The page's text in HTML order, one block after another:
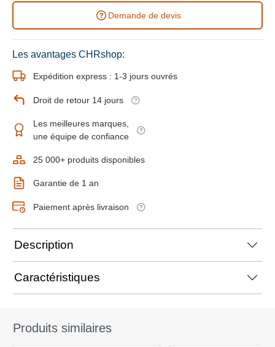
Demande de devis
Les avantages CHRshop:
Expédition express : 1-3 jours ouvrés
Droit de retour 14 jours
Les meilleures marques,
une équipe de confiance
25 000+ produits disponibles
Garantie de 1 an
Paiement après livraison
Description
Caractéristiques
Produits similaires